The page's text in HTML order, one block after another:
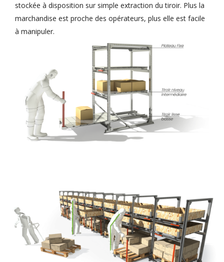
stockée à disposition sur simple extraction du tiroir. Plus la
marchandise est proche des opérateurs, plus elle est facile
à manipuler.